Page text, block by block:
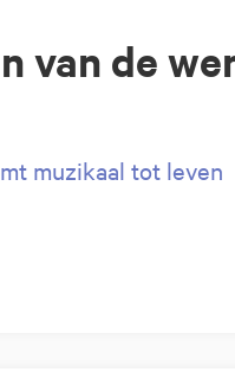
van de
muzikaal tot leven